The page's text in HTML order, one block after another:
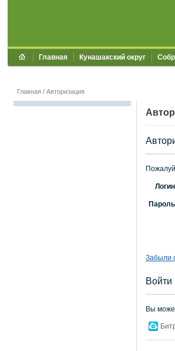
Главная Кунашакский округ
Главная / Авторизация
Забыли
Войти
Вы